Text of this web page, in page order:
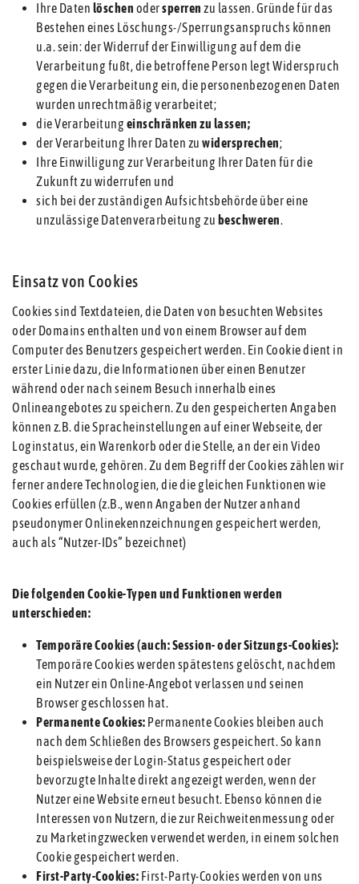
Ihre Daten löschen odersperren zu lassen. Gründe für das
Bestehen eines Löschungs-/Sperrungsanspruchs können
u.a. sein: der Widerruf der Einwilligung auf dem die
Verarbeitung fußt, die betroffene Person legt Widerspruch
gegen die Verarbeitung ein, die personenbezogenen Daten
wurden unrechtmäßig verarbeitet;
die Verarbeitung einschränken zu lassen;
der Verarbeitung Ihrer Daten zu widersprechen;
Ihre Einwilligung zur Verarbeitung Ihrer Daten für die
Zukunft zu widerrufen und
sich bei der zuständigen Aufsichtsbehörde über eine
unzulässige Datenverarbeitung zu beschweren.
Einsatz von Cookies
Cookies sind Textdateien, die Daten von besuchten Websites
oder Domains enthalten und von einem Browser auf dem
Computer des Benutzers gespeichert werden. Ein Cookie dient in
erster Linie dazu, die Informationen über einen Benutzer
während oder nach seinem Besuch innerhalb eines
Onlineangebotes zu speichern. Zu den gespeicherten Angaben
können z.B. die Spracheinstellungen auf einer Webseite, der
Loginstatus, ein Warenkorb oder die Stelle, an der ein Video
geschaut wurde, gehören. Zu dem Begriff der Cookies zählen wir
ferner andere Technologien, die die gleichen Funktionen wie
Cookies erfüllen (z.B., wenn Angaben der Nutzer anhand
pseudonymer Onlinekennzeichnungen gespeichert werden,
auch als “Nutzer-IDs” bezeichnet)
Die folgenden Cookie-Typen und Funktionen werden
unterschieden:
Temporäre Cookies (auch: Session- oder Sitzungs-Cookies):
Temporäre Cookies werden spätestens gelöscht, nachdem
ein Nutzer ein Online-Angebot verlassen und seinen
Browser geschlossen hat.
Permanente Cookies: Permanente Cookies bleiben auch
nach dem Schließen des Browsers gespeichert. So kann
beispielsweise der Login-Status gespeichert oder
bevorzugte Inhalte direkt angezeigt werden, wenn der
Nutzer eine Website erneut besucht. Ebenso können die
Interessen von Nutzern, die zur Reichweitenmessung oder
zu Marketingzwecken verwendet werden, in einem solchen
Cookie gespeichert werden.
First-Party-Cookies: First-Party-Cookies werden von uns